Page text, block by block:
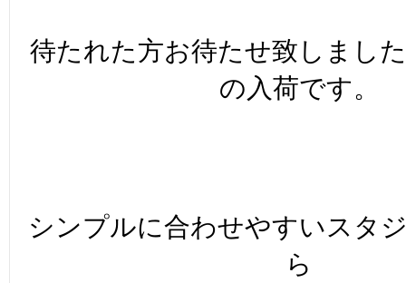
待たれた方お待たせ致しまし
の入荷です。
シンプルに合わせやすいスタ
ら